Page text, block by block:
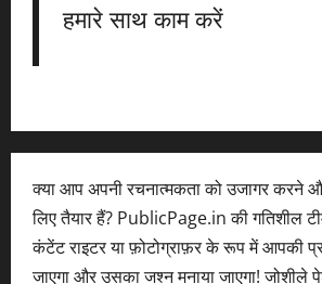
हमारे साथ काम करें
क्या आप अपनी रचनात्मकता को उजागर करने
लिए तैयार हैं? PublicPage.in की गतिशील
कंटेंट राइटर या फ़ोटोग्राफ़र के रूप में आपकी
जाएगा और उसका जश्न मनाया जाएगा! जोशीले